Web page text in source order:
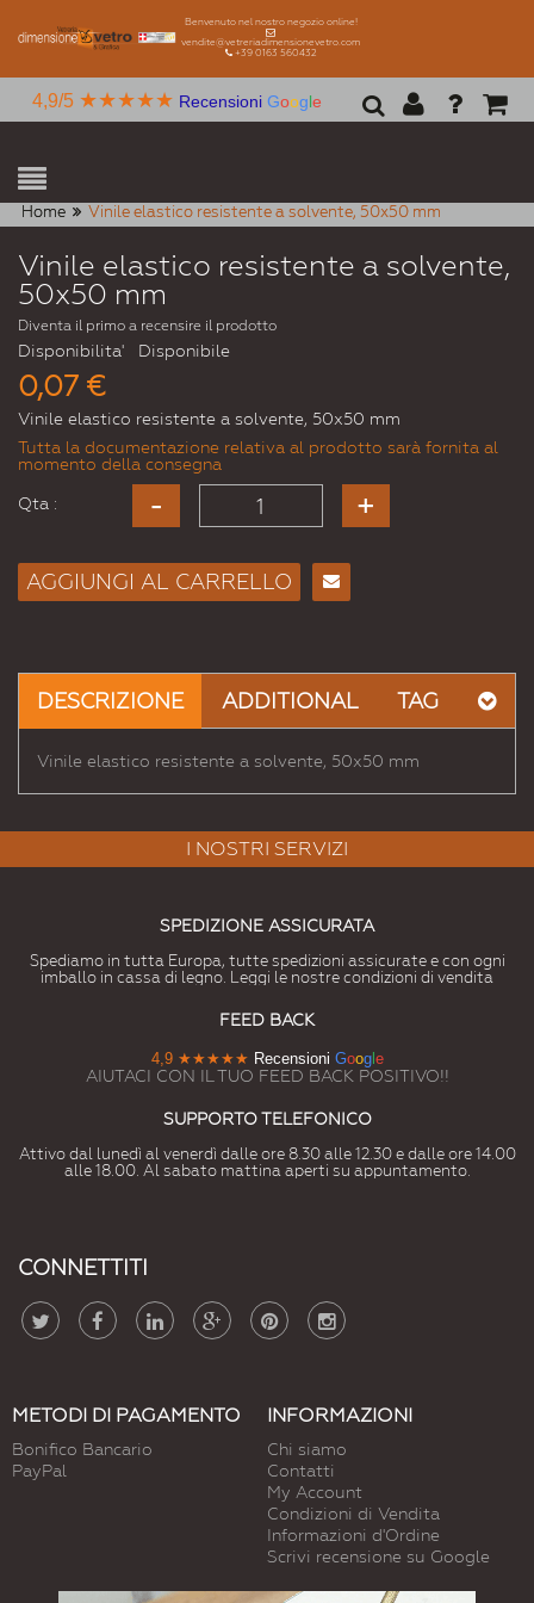
Benvenuto nel nostro negozio online!
vendite@vetreriadimensionevetro.com
+39 0163 560432
4,9/5 ★★★★★ Recensioni Google
Home Vinile elastico resistente a solvente, 50x50 mm
Vinile elastico resistente a solvente,
50x50 mm
Diventa il primo a recensire il prodotto
Disponibilita' Disponibile
0,07 €
Vinile elastico resistente a solvente, 50x50 mm
Tutta la documentazione relativa al prodotto sarà fornita al
momento della consegna
Qta :
AGGIUNGI AL CARRELLO
Amico
DESCRIZIONE ADDITIONAL TAG
Vinile elastico resistente a solvente, 50x50 mm
I NOSTRI SERVIZI
SPEDIZIONE ASSICURATA
Spediamo in tutta Europa, tutte spedizioni assicurate e con ogni
imballo in cassa di legno. Leggi le nostre condizioni di vendita
FEED BACK
4,9 ★★★★★ Recensioni Googl e
AIUTACI CON IL TUO FEED BACK POSITIVO!!
SUPPORTO TELEFONICO
Attivo dal lunedì al venerdì dalle ore 8.30 alle 12.30 e dalle ore 14.00
alle 18.00. Al sabato mattina aperti su appuntamento.
CONNETTITI
METODI DI PAGAMENTO
Bonifico Bancario
PayPal
INFORMAZIONI
Chi siamo
Contatti
My Account
Condizioni di Vendita
Informazioni d'Ordine
Scrivi recensione su Google